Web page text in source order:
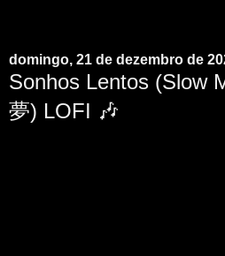
domingo, 21 de dezembro de
Sonhos Lentos (Slow
夢) LOFI 🎶